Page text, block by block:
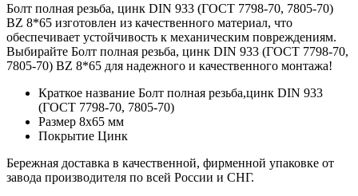
Болт полная резьба, цинк DIN 933 (ГОСТ 7798-70, 7805-70)
BZ 8*65 изготовлен из качественного материал, что
обеспечивает устойчивость к механическим повреждениям.
Выбирайте Болт полная резьба, цинк DIN 933 (ГОСТ 7798-70,
7805-70) BZ 8*65 для надежного и качественного монтажа!
Краткое название Болт полная резьба,цинк DIN 933
(ГОСТ 7798-70, 7805-70)
Размер 8х65 мм
Покрытие Цинк
Бережная доставка в качественной, фирменной упаковке от
завода производителя по всей России и СНГ.